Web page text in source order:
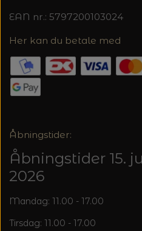
EAN nr.: 5797200103024
Her kan du betale med
Åbningstider:
Åbningstider 15.
2026
Mandag: 11.00 - 17.00
Tirsdag: 11.00 - 17.00